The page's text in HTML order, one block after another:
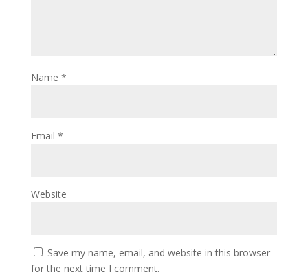
Name *
Email *
Website
Save my name, email, and website in this browser
for the next time I comment.